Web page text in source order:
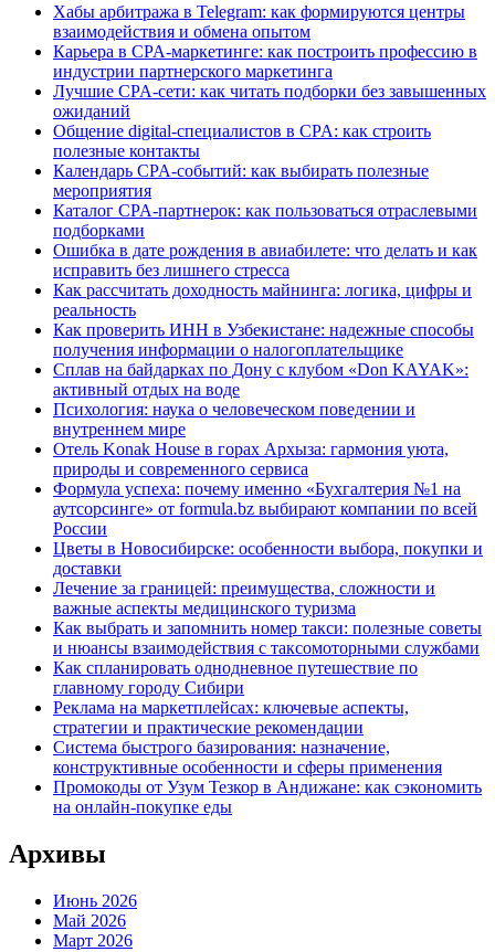
Хабы арбитража в Telegram: как формируются центры
взаимодействия и обмена опытом
Карьера в CPA-маркетинге: как построить профессию в
индустрии партнерского маркетинга
Лучшие CPA-сети: как читать подборки без завышенных
ожиданий
Общение digital-специалистов в CPA: как строить
полезные контакты
Календарь CPA-событий: как выбирать полезные
мероприятия
Каталог CPA-партнерок: как пользоваться отраслевыми
подборками
Ошибка в дате рождения в авиабилете: что делать и как
исправить без лишнего стресса
Как рассчитать доходность майнинга: логика, цифры и
реальность
Как проверить ИНН в Узбекистане: надежные способы
получения информации о налогоплательщике
Сплав на байдарках по Дону с клубом «Don KAYAK»:
активный отдых на воде
Психология: наука о человеческом поведении и
внутреннем мире
Отель Konak House в горах Архыза: гармония уюта,
природы и современного сервиса
Формула успеха: почему именно «Бухгалтерия №1 на
аутсорсинге» от formula.bz выбирают компании по всей
России
Цветы в Новосибирске: особенности выбора, покупки и
доставки
Лечение за границей: преимущества, сложности и
важные аспекты медицинского туризма
Как выбрать и запомнить номер такси: полезные советы
и нюансы взаимодействия с таксомоторными службами
Как спланировать однодневное путешествие по
главному городу Сибири
Реклама на маркетплейсах: ключевые аспекты,
стратегии и практические рекомендации
Система быстрого базирования: назначение,
конструктивные особенности и сферы применения
Промокоды от Узум Тезкор в Андижане: как сэкономить
на онлайн-покупке еды
Архивы
Июнь 2026
Май 2026
Март 2026